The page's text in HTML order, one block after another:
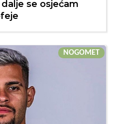
se osjećam
NOGOMET